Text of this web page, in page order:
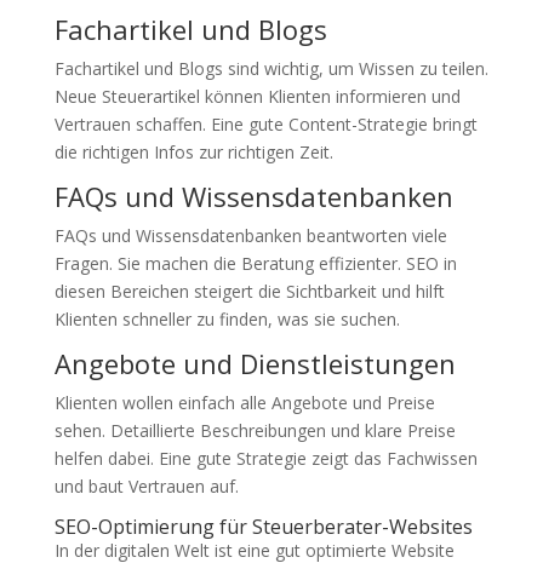
Fachartikel und Blogs
Fachartikel und Blogs sind wichtig, um Wissen zu teilen.
Neue Steuerartikel können Klienten informieren und
Vertrauen schaffen. Eine gute Content-Strategie bringt
die richtigen Infos zur richtigen Zeit.
FAQs und Wissensdatenbanken
FAQs und Wissensdatenbanken beantworten viele
Fragen. Sie machen die Beratung effizienter. SEO in
diesen Bereichen steigert die Sichtbarkeit und hilft
Klienten schneller zu finden, was sie suchen.
Angebote und Dienstleistungen
Klienten wollen einfach alle Angebote und Preise
sehen. Detaillierte Beschreibungen und klare Preise
helfen dabei. Eine gute Strategie zeigt das Fachwissen
und baut Vertrauen auf.
SEO-Optimierung für Steuerberater-Websites
In der digitalen Welt ist eine gut optimierte Website